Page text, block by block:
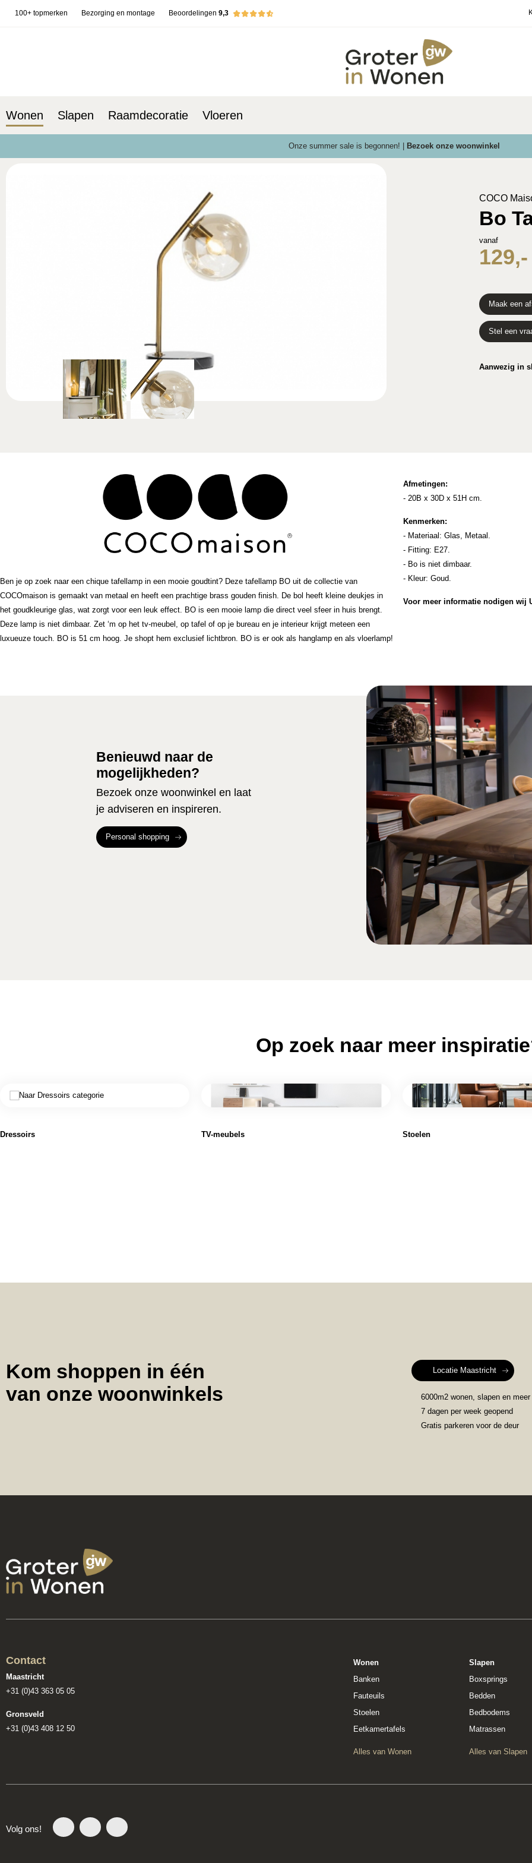
100+ topmerken Bezorging en montage Beoordelingen 9,3
Wonen Slapen Raamdecoratie Vloeren
Onze summer sale is begonnen! | Bezoek onze woonwinkel
terug naar Wonen Lampen
COCO
Bo
vanaf
129,-
Maak een
Stel een
Aanwezig in
Ben je op zoek naar een chique tafellamp in een mooie goudtint? Deze tafellamp BO uit de collectie van
COCOmaison is gemaakt van metaal en heeft een prachtige brass gouden finish. De bol heeft kleine deukjes in
het goudkleurige glas, wat zorgt voor een leuk effect. BO is een mooie lamp die direct veel sfeer in huis brengt.
Deze lamp is niet dimbaar. Zet ‘m op het tv-meubel, op tafel of op je bureau en je interieur krijgt meteen een
luxueuze touch. BO is 51 cm hoog. Je shopt hem exclusief lichtbron. BO is er ook als hanglamp en als vloerlamp!
Afmetingen:
- 20B x 30D x 51H cm.
Kenmerken:
- Materiaal: Glas, Metaal.
- Fitting: E27.
- Bo is niet dimbaar.
- Kleur: Goud.
Voor meer informatie nodigen wij
Benieuwd naar de
mogelijkheden?
Bezoek onze woonwinkel en laat
je adviseren en inspireren.
Personal shopping
Op zoek naar meer
Dressoirs TV-meubels Stoelen
Kom shoppen in één
van onze woonwinkels
Locatie Maastricht
6000m2 wonen, slapen en meer
7 dagen per week geopend
Gratis parkeren voor de deur
Contact
Maastricht
+31 (0)43 363 05 05
Gronsveld
+31 (0)43 408 12 50
Wonen
Banken
Fauteuils
Stoelen
Eetkamertafels
Alles van Wonen
Slapen
Boxsprings
Bedden
Bedbodems
Matrassen
Alles van Slapen
Volg ons!